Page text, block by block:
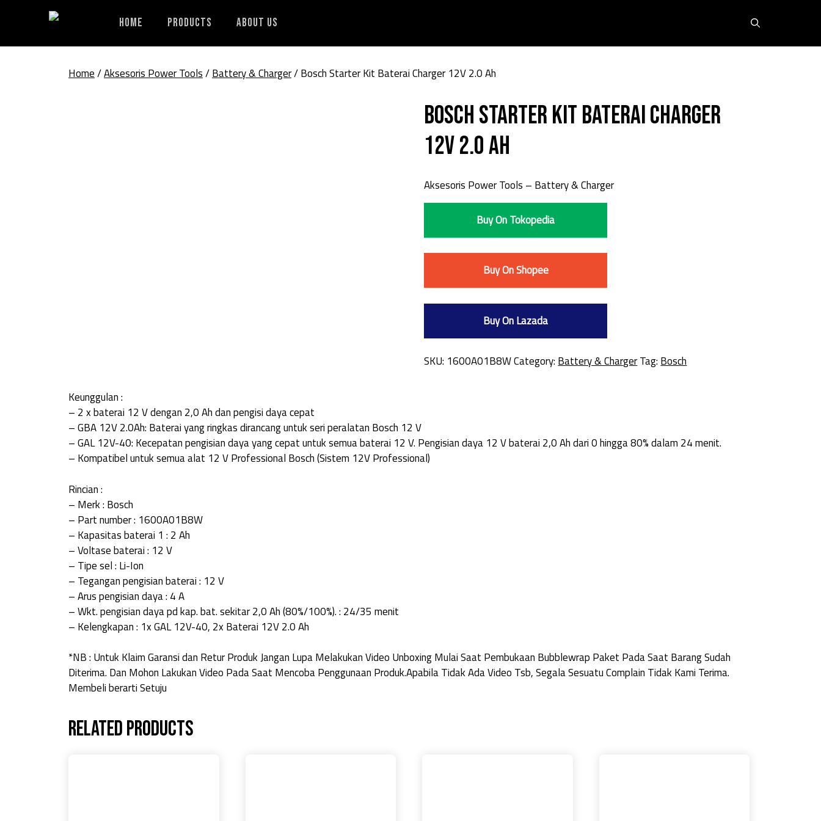
Home Products About Us
Home/Aksesoris Power Tools/Battery & Charger/ Bosch Starter Kit Baterai Charger 12V 2.0 Ah
Bosch Starter Kit Baterai Charger
12V 2.0 Ah
Aksesoris Power Tools – Battery & Charger
Buy On Tokopedia
Buy On Shopee
Buy On Lazada
SKU: 1600A01B8WCategory: Battery & ChargerTag: Bosch
Keunggulan :
– 2 x baterai 12 V dengan 2,0 Ah dan pengisi daya cepat
– GBA 12V 2.0Ah: Baterai yang ringkas dirancang untuk seri peralatan Bosch 12 V
– GAL 12V-40: Kecepatan pengisian daya yang cepat untuk semua baterai 12 V. Pengisian daya 12 V baterai 2,0 Ah dari 0 hingga 80% dalam 24 menit.
– Kompatibel untuk semua alat 12 V Professional Bosch (Sistem 12V Professional)
Rincian :
– Merk : Bosch
– Part number : 1600A01B8W
– Kapasitas baterai 1 : 2 Ah
– Voltase baterai : 12 V
– Tipe sel : Li-Ion
– Tegangan pengisian baterai : 12 V
– Arus pengisian daya : 4 A
– Wkt. pengisian daya pd kap. bat. sekitar 2,0 Ah (80%/100%). : 24/35 menit
– Kelengkapan : 1x GAL 12V-40, 2x Baterai 12V 2.0 Ah
*NB : Untuk Klaim Garansi dan Retur Produk Jangan Lupa Melakukan Video Unboxing Mulai Saat Pembukaan Bubblewrap Paket Pada Saat Barang Sudah
Diterima. Dan Mohon Lakukan Video Pada Saat Mencoba Penggunaan Produk.Apabila Tidak Ada Video Tsb, Segala Sesuatu Complain Tidak Kami Terima.
Membeli berarti Setuju
Related products